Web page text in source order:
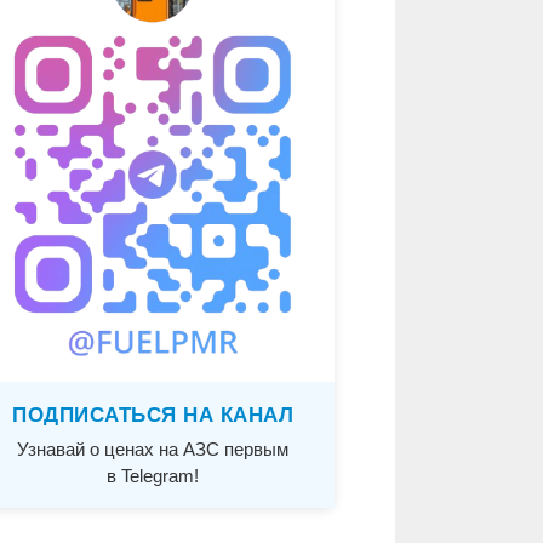
ПОДПИСАТЬСЯ НА КАНАЛ
Узнавай о ценах на АЗС первым
в Telegram!